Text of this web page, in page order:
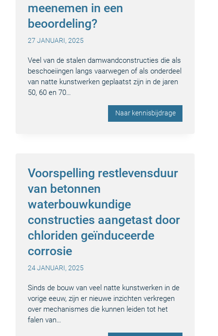
meenemen in een
beoordeling?
27 JANUARI, 2025
Veel van de stalen damwandconstructies die als
beschoeiingen langs vaarwegen of als onderdeel
van natte kunstwerken geplaatst zijn in de jaren
50, 60 en 70…
Naar kennisbijdrage
Voorspelling restlevensduur
van betonnen
waterbouwkundige
constructies aangetast door
chloriden geïnduceerde
corrosie
24 JANUARI, 2025
Sinds de bouw van veel natte kunstwerken in de
vorige eeuw, zijn er nieuwe inzichten verkregen
over mechanismes die kunnen leiden tot het
falen van…